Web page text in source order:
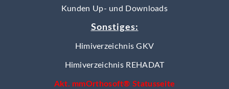
Kunden Up- und Downloads
Sonstiges:
Himiverzeichnis GKV
Himiverzeichnis REHADAT
Akt. mmOrthosoft® Statusseite